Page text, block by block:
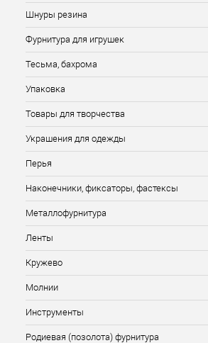
Шнуры резина
Фурнитура для игрушек
Тесьма, бахрома
Упаковка
Товары для творчества
Украшения для одежды
Перья
Наконечники, фиксаторы, фастексы
Металлофурнитура
Ленты
Кружево
Молнии
Инструменты
Родиевая (позолота) фурнитура